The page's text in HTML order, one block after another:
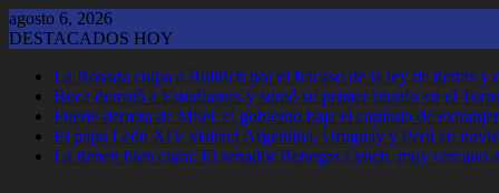
Saltar
al
agosto 6, 2026
DESTACADOS HOY
La Rosada culpa a Bullrich por el fracaso de la ley de tierras
Boca derrotó a Estudiantes y sumó su primer triunfo en el
Fuerte derrota de Milei: el gobierno baja el capítulo de
El papa León XIV visitará Argentina, Uruguay y Perú en
La tienen bien clara: El senador Benegas Lynch, muy